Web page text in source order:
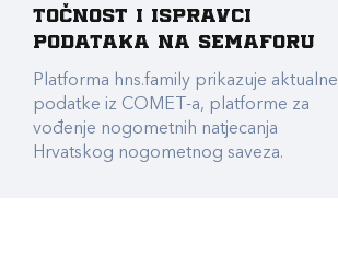
točnost i ispravci
podataka na Semaforu
Platforma hns.family prikazuje aktualne
podatke iz COMET-a, platforme za
vođenje nogometnih natjecanja
Hrvatskog nogometnog saveza.